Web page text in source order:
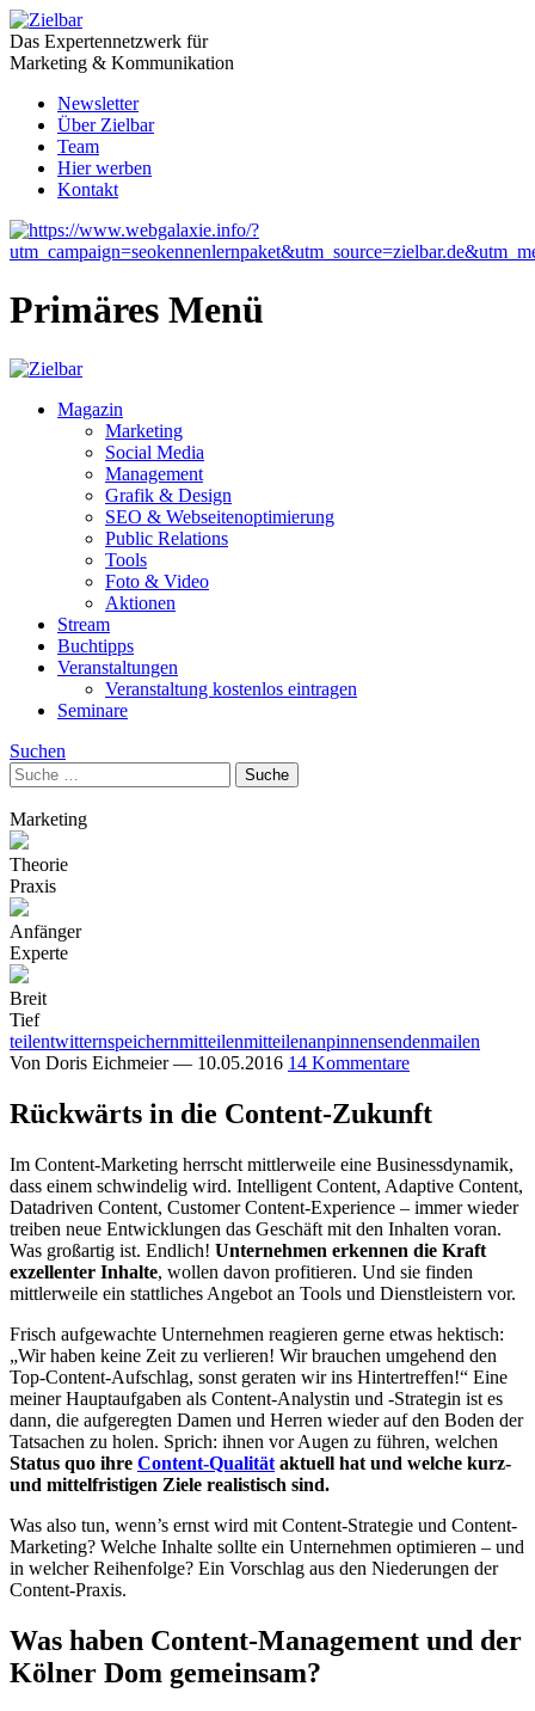
Das Expertennetzwerk für
Marketing & Kommunikation
Newsletter
Über Zielbar
Team
Hier werben
Kontakt
Primäres Menü
Magazin
Marketing
Social Media
Management
Grafik & Design
SEO & Webseitenoptimierung
Public Relations
Tools
Foto & Video
Aktionen
Stream
Buchtipps
Veranstaltungen
Veranstaltung kostenlos eintragen
Seminare
Suchen
Marketing
Theorie
Praxis
Anfänger
Experte
Breit
Tief
teilentwitternspeichernmitteilenmitteilenanpinnensendenmailen
Von Doris Eichmeier— 10.05.2016 14 Kommentare
Rückwärts in die Content-Zukunft
Im Content-Marketing herrscht mittlerweile eine Businessdynamik,
dass einem schwindelig wird. Intelligent Content, Adaptive Content,
Datadriven Content, Customer Content-Experience – immer wieder
treiben neue Entwicklungen das Geschäft mit den Inhalten voran.
Was großartig ist. Endlich! Unternehmen erkennen die Kraft
exzellenter Inhalte, wollen davon profitieren. Und sie finden
mittlerweile ein stattliches Angebot an Tools und Dienstleistern vor.
Frisch aufgewachte Unternehmen reagieren gerne etwas hektisch:
„Wir haben keine Zeit zu verlieren! Wir brauchen umgehend den
Top-Content-Aufschlag, sonst geraten wir ins Hintertreffen!“ Eine
meiner Hauptaufgaben als Content-Analystin und -Strategin ist es
dann, die aufgeregten Damen und Herren wieder auf den Boden der
Tatsachen zu holen. Sprich: ihnen vor Augen zu führen, welchen
Status quo ihre Content-Qualität aktuell hat und welche kurz-
und mittelfristigen Ziele realistisch sind.
Was also tun, wenn’s ernst wird mit Content-Strategie und Content-
Marketing? Welche Inhalte sollte ein Unternehmen optimieren – und
in welcher Reihenfolge? Ein Vorschlag aus den Niederungen der
Content-Praxis.
Was haben Content-Management und der
Kölner Dom gemeinsam?